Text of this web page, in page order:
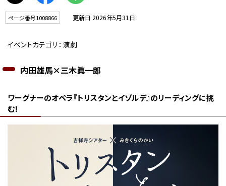
ページ番号1008866 更新日 2026年5月31日
イベントカテゴリ： 演劇
内田雄馬×三木眞一郎
ワーグナーのオペラ『トリスタンとイゾルデ』のリーディングに挑
む！